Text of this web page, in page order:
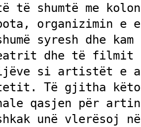
të shumtë me
organizimin e
syresh dhe
dhe të filmit
si artistët e
Të gjitha këto
qasjen për
unë vlerësoj